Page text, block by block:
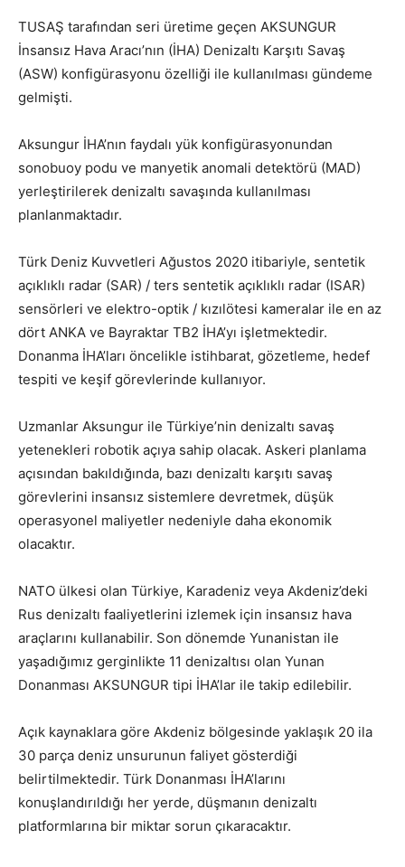
TUSAŞ tarafından seri üretime geçen AKSUNGUR
İnsansız Hava Aracı’nın (İHA) Denizaltı Karşıtı Savaş
(ASW) konfigürasyonu özelliği ile kullanılması gündeme
gelmişti.
Aksungur İHA’nın faydalı yük konfigürasyonundan
sonobuoy podu ve manyetik anomali detektörü (MAD)
yerleştirilerek denizaltı savaşında kullanılması
planlanmaktadır.
Türk Deniz Kuvvetleri Ağustos 2020 itibariyle, sentetik
açıklıklı radar (SAR) / ters sentetik açıklıklı radar (ISAR)
sensörleri ve elektro-optik / kızılötesi kameralar ile en az
dört ANKA ve Bayraktar TB2 İHA’yı işletmektedir.
Donanma İHA’ları öncelikle istihbarat, gözetleme, hedef
tespiti ve keşif görevlerinde kullanıyor.
Uzmanlar Aksungur ile Türkiye’nin denizaltı savaş
yetenekleri robotik açıya sahip olacak. Askeri planlama
açısından bakıldığında, bazı denizaltı karşıtı savaş
görevlerini insansız sistemlere devretmek, düşük
operasyonel maliyetler nedeniyle daha ekonomik
olacaktır.
NATO ülkesi olan Türkiye, Karadeniz veya Akdeniz’deki
Rus denizaltı faaliyetlerini izlemek için insansız hava
araçlarını kullanabilir. Son dönemde Yunanistan ile
yaşadığımız gerginlikte 11 denizaltısı olan Yunan
Donanması AKSUNGUR tipi İHA’lar ile takip edilebilir.
Açık kaynaklara göre Akdeniz bölgesinde yaklaşık 20 ila
30 parça deniz unsurunun faliyet gösterdiği
belirtilmektedir. Türk Donanması İHA’larını
konuşlandırıldığı her yerde, düşmanın denizaltı
platformlarına bir miktar sorun çıkaracaktır.